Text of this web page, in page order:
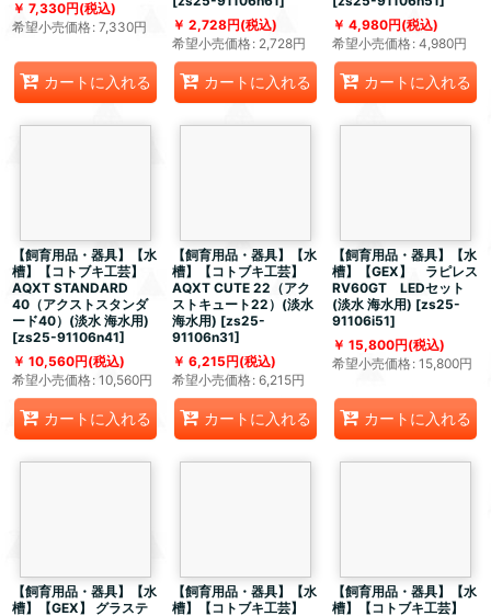
7,330円(税込)
希望小売価格: 7,330円
カートに入れる
2,728円(税込)
希望小売価格: 2,728円
カートに入れる
4,980円(税込)
希望小売価格: 4,980円
カートに入れる
【飼育用品・器具】【水
槽】【コトブキ工芸】
AQXT STANDARD
40（アクストスタンダ
ード40）(淡水 海水用)
[zs25-91106n41]
10,560円(税込)
希望小売価格: 10,560円
カートに入れる
【飼育用品・器具】【水
槽】【コトブキ工芸】
AQXT CUTE 22（アク
ストキュート22）(淡水
海水用) [zs25-
91106n31]
6,215円(税込)
希望小売価格: 6,215円
カートに入れる
【飼育用品・器具】【水
槽】【GEX】 ラピレス
RV60GT LEDセット
(淡水 海水用) [zs25-
91106i51]
15,800円(税込)
希望小売価格: 15,800円
カートに入れる
【飼育用品・器具】【水
槽】【GEX】 グラステ
【飼育用品・器具】【水
槽】【コトブキ工芸】
【飼育用品・器具】【水
槽】【コトブキ工芸】